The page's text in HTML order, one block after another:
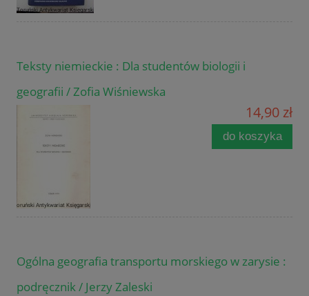
Teksty niemieckie : Dla studentów biologii i
geografii / Zofia Wiśniewska
14,90 zł
do koszyka
Ogólna geografia transportu morskiego w zarysie :
podręcznik / Jerzy Zaleski